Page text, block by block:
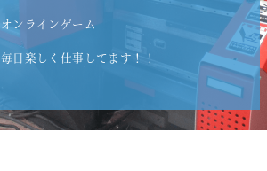
オンラインゲーム
毎日楽しく仕事してます！！